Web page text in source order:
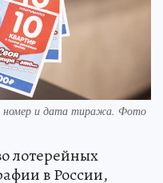
номер и дата тиража. Фото
лотерейных
в России,